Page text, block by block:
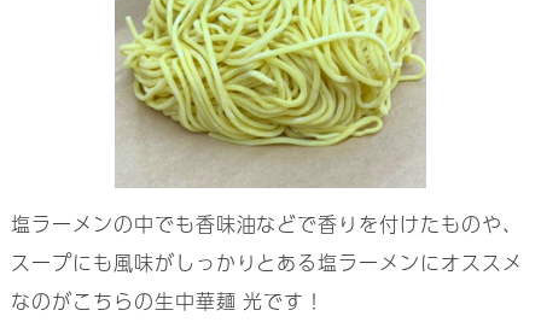
塩ラーメンの中でも香味油などで香りを付けたものや、
スープにも風味がしっかりとある塩ラーメンにオススメ
なのがこちらの生中華麺 光です！